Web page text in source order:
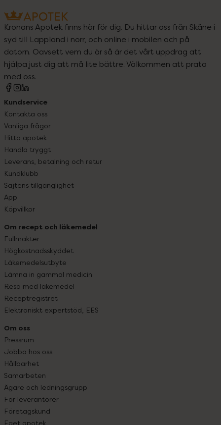
Kronans Apotek finns här för dig. Du hittar oss från Skåne i
syd till Lappland i norr, och online i mobilen och på
datorn. Oavsett vem du är så är det vårt uppdrag att
hjälpa just dig att må lite bättre. Välkommen att prata
med oss.
Kundservice
Kontakta oss
Vanliga frågor
Hitta apotek
Handla tryggt
Leverans, betalning och retur
Kundklubb
Sajtens tillgänglighet
App
Köpvillkor
Om recept och läkemedel
Fullmakter
Högkostnadsskyddet
Läkemedelsutbyte
Lämna in gammal medicin
Resa med läkemedel
Receptregistret
Elektroniskt expertstöd, EES
Om oss
Pressrum
Jobba hos oss
Hållbarhet
Samarbeten
Ägare och ledningsgrupp
För leverantörer
Företagskund
Eget apotek